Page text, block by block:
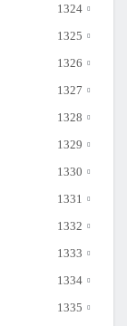
1324
1325
1326
1327
1328
1329
1330
1331
1332
1333
1334
1335